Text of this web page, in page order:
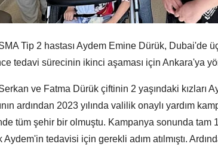
Tip 2 hastası Aydem Emine Dürük, Dubai'de
tedavi sürecinin ikinci aşaması için Ankara'ya
ve Fatma Dürük çiftinin 2 yaşındaki kızları
ardından 2023 yılında valilik onaylı yardım
tüm şehir bir olmuştu. Kampanya sonunda tam
Aydem'in tedavisi için gerekli adım atılmıştı.